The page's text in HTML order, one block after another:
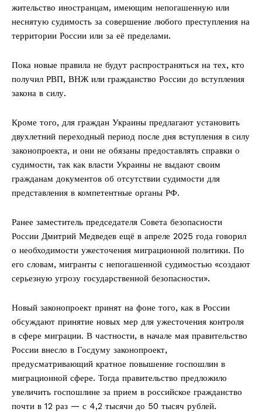
жительство иностранцам, имеющим непогашенную или
неснятую судимость за совершение любого преступления на
территории России или за её пределами.
Пока новые правила не будут распространяться на тех, кто
получил РВП, ВНЖ или гражданство России до вступления
закона в силу.
Кроме того, для граждан Украины предлагают установить
двухлетний переходный период после дня вступления в силу
законопроекта, и они не обязаны предоставлять справки о
судимости, так как власти Украины не выдают своим
гражданам документов об отсутствии судимости для
представления в компетентные органы РФ.
Ранее заместитель председателя Совета безопасности
России Дмитрий Медведев ещё в апреле 2025 года говорил
о необходимости ужесточения миграционной политики. По
его словам, мигранты с непогашенной судимостью «создают
серьезную угрозу государственной безопасности».
Новый законопроект принят на фоне того, как в России
обсуждают принятие новых мер для ужесточения контроля
в сфере миграции. В частности, в начале мая правительство
России внесло в Госдуму законопроект,
предусматривающий кратное повышение госпошлин в
миграционной сфере. Тогда правительство предложило
увеличить госпошлине за прием в российское гражданство
почти в 12 раз — с 4,2 тысячи до 50 тысяч рублей.